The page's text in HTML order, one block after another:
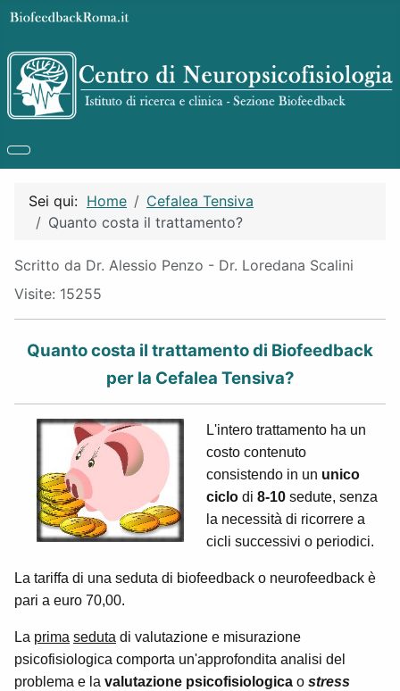
Sei qui: Home
Cefalea Tensiva
Quanto costa il trattamento?
Dettagli
Scritto da Dr. Alessio Penzo - Dr. Loredana Scalini
Visite: 15255
Quanto costa il trattamento di Biofeedback
per la Cefalea Tensiva?
L'intero trattamento ha un
costo contenuto
consistendo in un unico
ciclo di 8-10 sedute, senza
la necessità di ricorrere a
cicli successivi o periodici.
La tariffa di una seduta di biofeedback o neurofeedback è
pari a euro 70,00.
La prima seduta di valutazione e misurazione
psicofisiologica comporta un'approfondita analisi del
problema e la valutazione psicofisiologica o stress